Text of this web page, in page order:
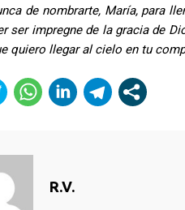
de nombrarte, María, para
ser impregne de la gracia de
quiero llegar al cielo en tu
R.V.